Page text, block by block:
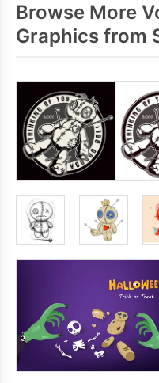
Browse More
Graphics from